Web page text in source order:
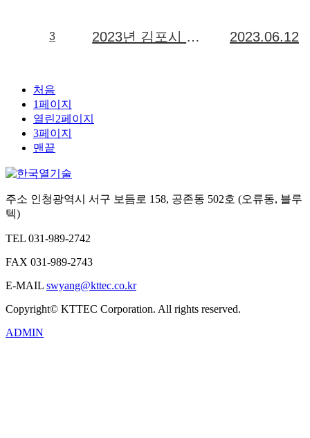
3 2023년 김포시 채용박람회에 참석하였습니다. 2023.06.12
처음
1페이지
열린2페이지
3페이지
맨끝
주소 인청광역시 서구 보듬로 158, 공존동 502호 (오류동, 블루
텍)
TEL 031-989-2742
FAX 031-989-2743
E-MAIL swyang@kttec.co.kr
Copyright© KTTEC Corporation. All rights reserved.
ADMIN